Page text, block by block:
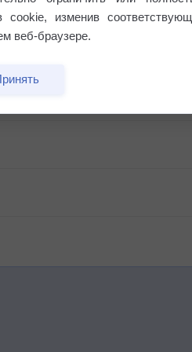
cookie, изменив
веб-браузере.